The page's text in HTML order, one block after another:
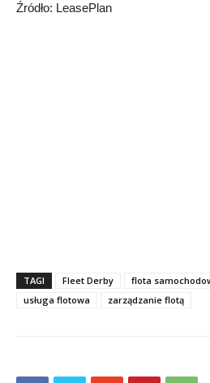
Źródło: LeasePlan
TAGI Fleet Derby flota
usługa flotowa
zarządzanie flotą